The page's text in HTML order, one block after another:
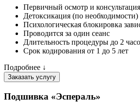
Первичный осмотр и консультация
Детоксикация (по необходимости)
Психологическая блокировка
Проводится за один сеанс
Длительность процедуры до 2
Срок кодирования от 1 до 5 лет
Подробнее ↓
Заказать услугу
Подшивка «Эспераль»